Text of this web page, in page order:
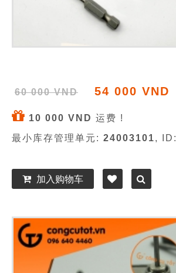
60 000 VND 54 000 VND
10 000 VND 运费 !
最小库存管理单元: 24003101, ID:
加入购物车